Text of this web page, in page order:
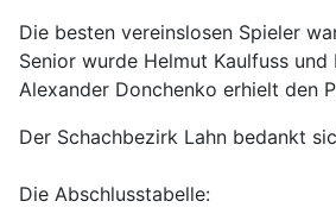
Die besten vereinslosen Spieler
Senior wurde Helmut Kaulfuss
Alexander Donchenko erhielt den
Der Schachbezirk Lahn bedankt
Die Abschlusstabelle: